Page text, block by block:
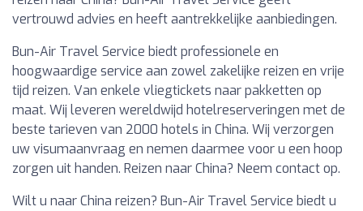
vertrouwd advies en heeft aantrekkelijke aanbiedingen.
Bun-Air Travel Service biedt professionele en
hoogwaardige service aan zowel zakelijke reizen en vrije
tijd reizen. Van enkele vliegtickets naar pakketten op
maat. Wij leveren wereldwijd hotelreserveringen met de
beste tarieven van 2000 hotels in China. Wij verzorgen
uw visumaanvraag en nemen daarmee voor u een hoop
zorgen uit handen. Reizen naar China? Neem contact op.
Wilt u naar China reizen? Bun-Air Travel Service biedt u